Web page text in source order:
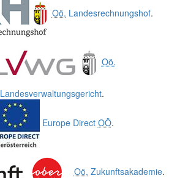
Oö. Landesrechnungshof.
Oö.
Landesverwaltungsgericht.
Europe Direct OÖ.
Oö. Zukunftsakademie.